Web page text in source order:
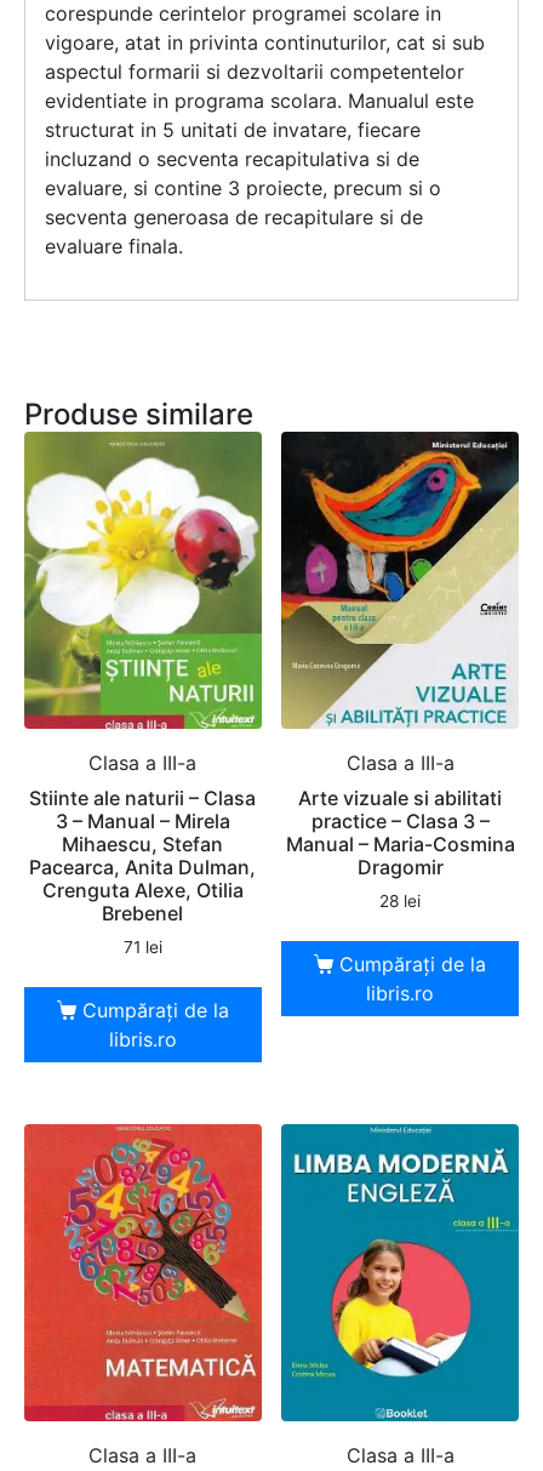
corespunde cerintelor programei scolare in
vigoare, atat in privinta continuturilor, cat si sub
aspectul formarii si dezvoltarii competentelor
evidentiate in programa scolara. Manualul este
structurat in 5 unitati de invatare, fiecare
incluzand o secventa recapitulativa si de
evaluare, si contine 3 proiecte, precum si o
secventa generoasa de recapitulare si de
evaluare finala.
Produse similare
Clasa a III-a
Stiinte ale naturii – Clasa
3 – Manual – Mirela
Mihaescu, Stefan
Pacearca, Anita Dulman,
Crenguta Alexe, Otilia
Brebenel
71 lei
Cumpărați de la
libris.ro
Clasa a III-a
Arte vizuale si abilitati
practice – Clasa 3 –
Manual – Maria-Cosmina
Dragomir
28 lei
Cumpărați de la
libris.ro
Clasa a III-a Clasa a III-a